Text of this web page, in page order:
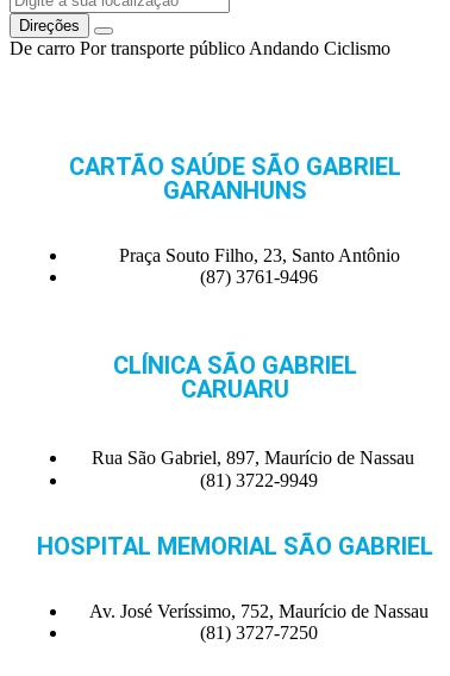
Direções
De carro Por transporte público Andando Ciclismo
CARTÃO SAÚDE SÃO GABRIEL
GARANHUNS
Praça Souto Filho, 23, Santo Antônio
(87) 3761-9496
CLÍNICA SÃO GABRIEL
CARUARU
Rua São Gabriel, 897, Maurício de Nassau
(81) 3722-9949
HOSPITAL MEMORIAL SÃO GABRIEL
Av. José Veríssimo, 752, Maurício de Nassau
(81) 3727-7250